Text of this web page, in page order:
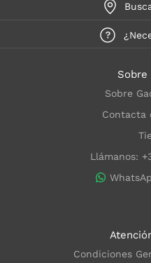
Sobre
Sobre
Contacta
Llámanos:
Condiciones